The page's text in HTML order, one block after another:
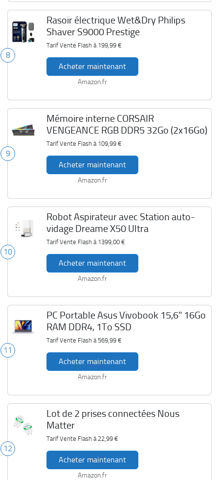
8
Rasoir électrique Wet&Dry Philips
Shaver S9000 Prestige
Tarif Vente Flash à 199,99 €
Acheter maintenant
Amazon.fr
9
Mémoire interne CORSAIR
VENGEANCE RGB DDR5 32Go (2x16Go)
Tarif Vente Flash à 109,99 €
Acheter maintenant
Amazon.fr
10
Robot Aspirateur avec Station auto-
vidage Dreame X50 Ultra
Tarif Vente Flash à 1399,00 €
Acheter maintenant
Amazon.fr
11
PC Portable Asus Vivobook 15,6" 16Go
RAM DDR4, 1To SSD
Tarif Vente Flash à 569,99 €
Acheter maintenant
Amazon.fr
12
Lot de 2 prises connectées Nous
Matter
Tarif Vente Flash à 22,99 €
Acheter maintenant
Amazon.fr